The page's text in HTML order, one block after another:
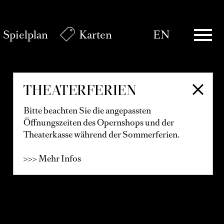
Spielplan
Karten EN
THEATERFERIEN
Bitte beachten Sie die angepassten
Öffnungszeiten des Opernshops und der
Theaterkasse während der Sommerferien.
>>> Mehr Infos